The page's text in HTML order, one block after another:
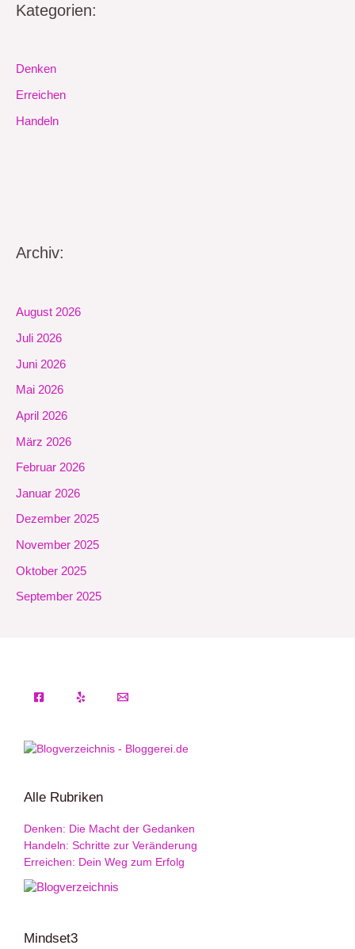
Kategorien:
Denken
Erreichen
Handeln
Archiv:
August 2026
Juli 2026
Juni 2026
Mai 2026
April 2026
März 2026
Februar 2026
Januar 2026
Dezember 2025
November 2025
Oktober 2025
September 2025
Alle Rubriken
Denken: Die Macht der Gedanken
Handeln: Schritte zur Veränderung
Erreichen: Dein Weg zum Erfolg
Mindset3